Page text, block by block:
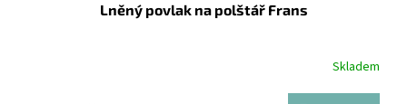
Lněný povlak na polštář Frans
Skladem